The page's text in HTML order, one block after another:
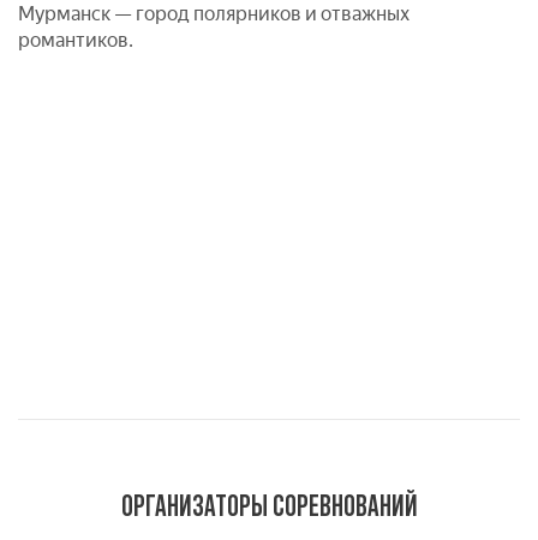
Мурманск — город полярников и отважных
романтиков.
ОРГАНИЗАТОРЫ СОРЕВНОВАНИЙ